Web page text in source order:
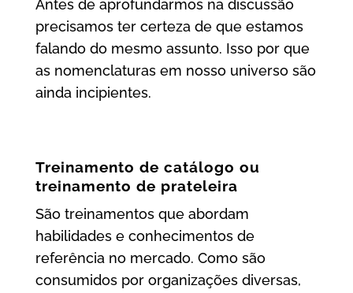
Antes de aprofundarmos na discussão
precisamos ter certeza de que estamos
falando do mesmo assunto. Isso por que
as nomenclaturas em nosso universo são
ainda incipientes.
Treinamento de catálogo ou
treinamento de prateleira
São treinamentos que abordam
habilidades e conhecimentos de
referência no mercado. Como são
consumidos por organizações diversas,